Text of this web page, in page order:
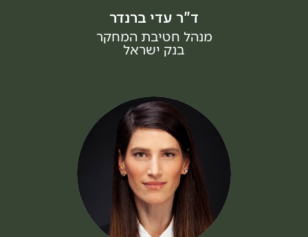
ד"ר עדי ברנדר
מנהל חטיבת המחקר
בנק ישראל